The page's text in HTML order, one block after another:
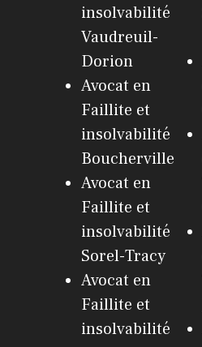
insolvabilité
Vaudreuil-
Dorion
Avocat en
Faillite et
insolvabilité
Boucherville
Avocat en
Faillite et
insolvabilité
Sorel-Tracy
Avocat en
Faillite et
insolvabilité